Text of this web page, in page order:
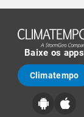
Baixe os apps
Climatempo